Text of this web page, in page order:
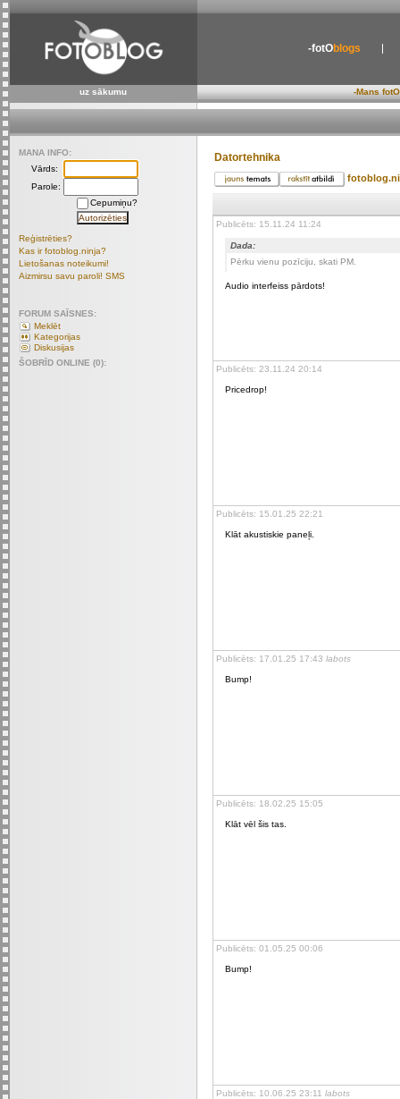
-fotOblogs
uz sākumu -Mans
Datortehnika
Publicēts: 15.11.24 11:24
Dada:
Pērku vienu pozīciju, skati PM.
Audio interfeiss pārdots!
Publicēts: 23.11.24 20:14
Pricedrop!
Publicēts: 15.01.25 22:21
Klāt akustiskie paneļi.
Publicēts: 17.01.25 17:43 labots
Bump!
Publicēts: 18.02.25 15:05
Klāt vēl šis tas.
Publicēts: 01.05.25 00:06
Bump!
Publicēts: 10.06.25 23:11 labots
MANA INFO:
Vārds:
Parole:
Cepumiņu?
Reģistrēties?
Kas ir fotoblog.ninja?
Lietošanas noteikumi!
Aizmirsu savu paroli! SMS
FORUM SAĪSNES:
Meklēt
Kategorijas
Diskusijas
ŠOBRĪD ONLINE (0):